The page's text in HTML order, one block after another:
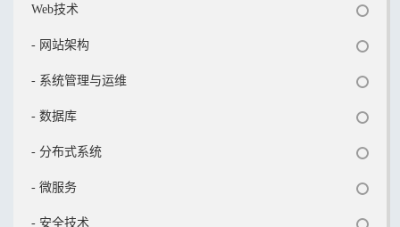
Web技术
- 网站架构
- 系统管理与运维
- 数据库
- 分布式系统
- 微服务
- 安全技术